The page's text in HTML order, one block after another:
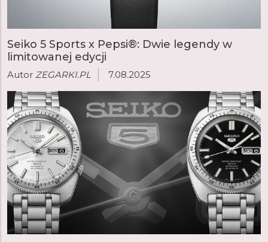
Seiko 5 Sports x Pepsi®: Dwie legendy w
limitowanej edycji
Autor ZEGARKI.PL 7.08.2025